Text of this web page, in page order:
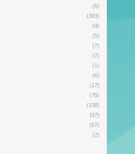
(5)
(393)
(4)
(5)
(7)
(7)
(1)
(6)
(17)
(75)
(138)
(97)
(57)
(2)